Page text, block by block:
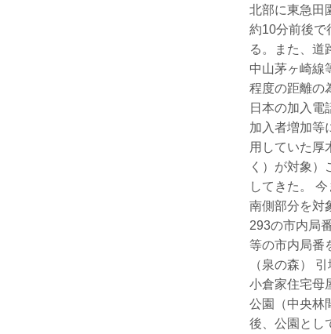
北部に東急田
約10分前後で
る。また、道
中山茅ヶ崎線
程度の距離
日本の加入電
加入者増加等
用していた厚
く）が対象
してきた。
南側部分を対
293の市内局
等の市内局
（泉の森）
小倉家住宅母
公園（中央林
後、公園とし